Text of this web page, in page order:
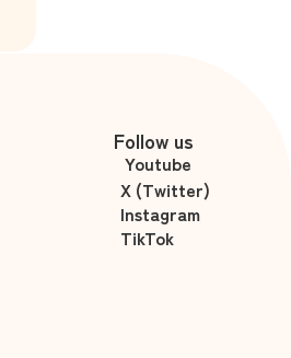
Follow us
Youtube
X (Twitter)
Instagram
TikTok